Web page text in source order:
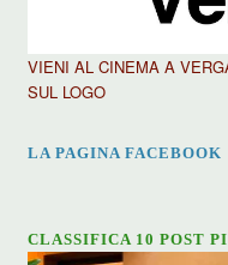
VIENI AL CINEMA A
SUL LOGO
LA PAGINA FACEBOOK
CLASSIFICA 10 POST